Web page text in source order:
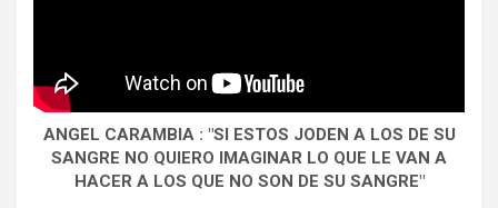
ANGEL CARAMBIA : "SI ESTOS JODEN A LOS DE SU
SANGRE NO QUIERO IMAGINAR LO QUE LE VAN A
HACER A LOS QUE NO SON DE SU SANGRE"